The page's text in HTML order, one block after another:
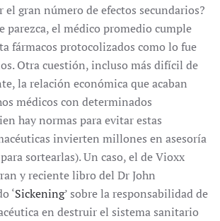
el gran número de efectos secundarios?
parezca, el médico promedio cumple
fármacos protocolizados como lo fue
Otra cuestión, incluso más difícil de
la relación económica que acaban
médicos con determinados
hay normas para evitar estas
invierten millones en asesoría
sortearlas). Un caso, el de Vioxx
y reciente libro del Dr John
‘Sickening’ sobre la responsabilidad de
en destruir el sistema sanitario